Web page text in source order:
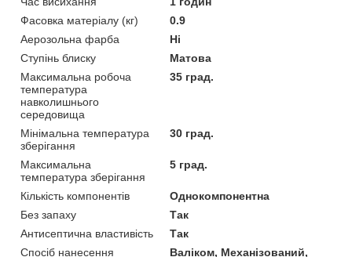
Фасовка матеріалу (кг)
0.9
Аерозольна фарба
Ні
Ступінь блиску
Матова
Максимальна робоча
температура
навколишнього
середовища
35 град.
Мінімальна температура
зберігання
30 град.
Максимальна
температура зберігання
5 град.
Кількість компонентів
Однокомпонентна
Без запаху
Так
Антисептична властивість
Так
Спосіб нанесення
Валіком, Механізований,